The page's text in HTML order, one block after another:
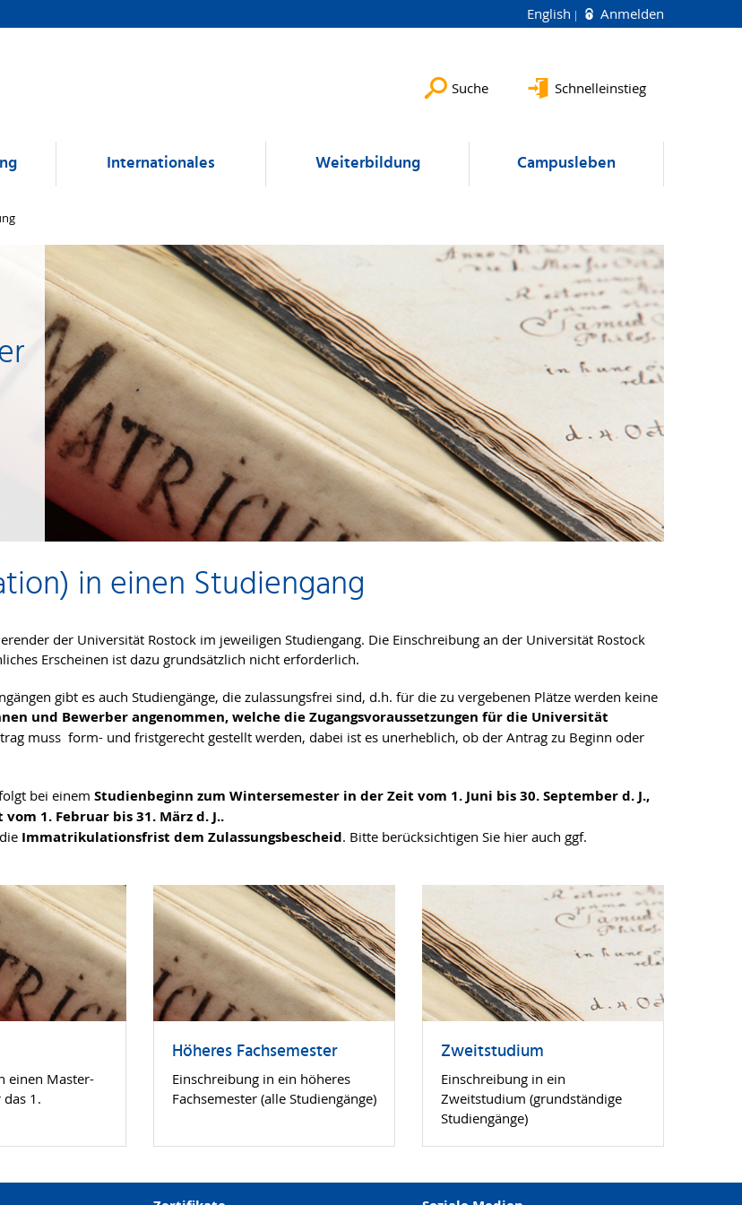
English Anmelden
Suche Schnelleinstieg
Internationales Weiterbildung Campusleben
in einen Studiengang
der Universität Rostock im jeweiligen Studiengang. Die Einschreibung an der Universität Rostock
Erscheinen ist dazu grundsätzlich nicht erforderlich.
gibt es auch Studiengänge, die zulassungsfrei sind, d.h. für die zu vergebenen Plätze werden keine
und Bewerber angenommen, welche die Zugangsvoraussetzungen für die Universität
muss form- und fristgerecht gestellt werden, dabei ist es unerheblich, ob der Antrag zu Beginn oder
bei einem Studienbeginn zum Wintersemester in der Zeit vom 1. Juni bis 30. September d. J.,
1. Februar bis 31. März d. J..
Immatrikulationsfrist dem Zulassungsbescheid. Bitte berücksichtigen Sie hier auch ggf.
einen Master-
1.
Höheres Fachsemester
Einschreibung in ein höheres
Fachsemester (alle Studiengänge)
Zweitstudium
Einschreibung in ein
Zweitstudium (grundständige
Studiengänge)